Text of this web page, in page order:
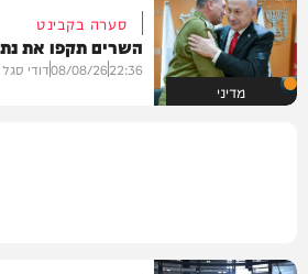
מדיני
סערה בקבינט
השרים תקפו את
22:36
08/08/26דודי סגל